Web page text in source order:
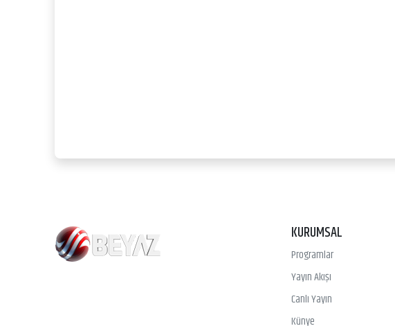
KURUMSAL
Programlar
Yayın Akışı
Canlı Yayın
Künye